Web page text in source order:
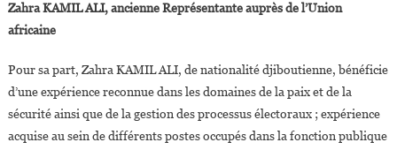
Zahra KAMIL ALI, ancienne Représentante auprès de l’Union
africaine
Pour sa part, Zahra KAMIL ALI, de nationalité djiboutienne, bénéficie
d’une expérience reconnue dans les domaines de la paix et de la
sécurité ainsi que de la gestion des processus électoraux ; expérience
acquise au sein de différents postes occupés dans la fonction publique